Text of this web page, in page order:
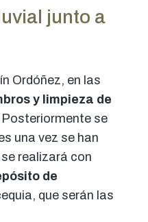
junto a
Ordóñez, en las
y limpieza de
Posteriormente se
una vez se han
realizará con
de
que serán las